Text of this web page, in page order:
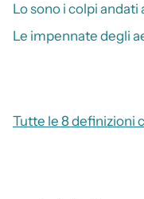
Lo sono i colpi andati
Le impennate degli
Tutte le 8 definizioni